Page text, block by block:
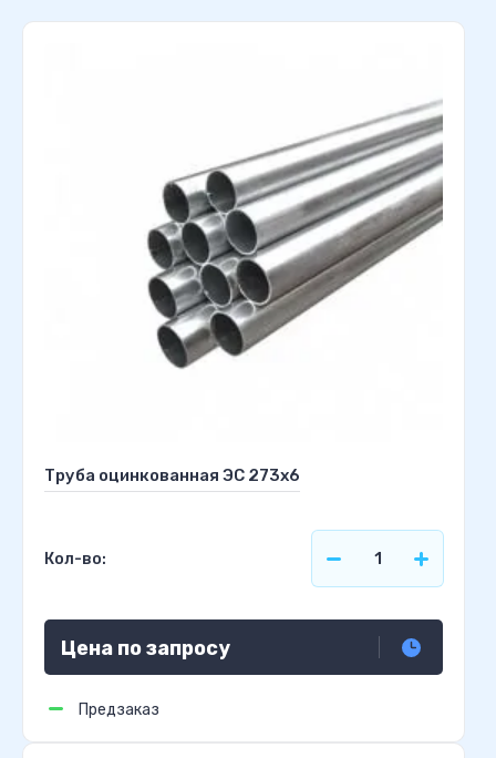
Труба оцинкованная ЭС 273х6
Кол-во:
Цена по запросу
Предзаказ